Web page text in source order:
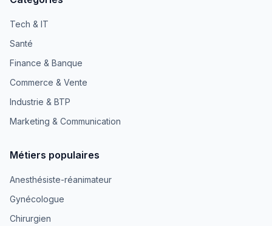
Tech & IT
Santé
Finance & Banque
Commerce & Vente
Industrie & BTP
Marketing & Communication
Métiers populaires
Anesthésiste-réanimateur
Gynécologue
Chirurgien